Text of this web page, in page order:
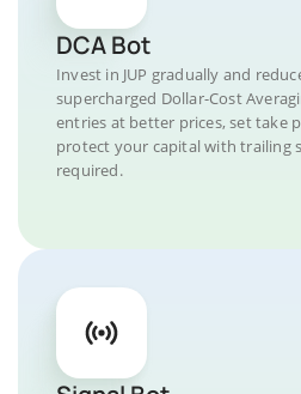
DCA Bot
Invest in JUP gradually and
supercharged Dollar-Cost
entries at better prices, set take
protect your capital with trailing
required.